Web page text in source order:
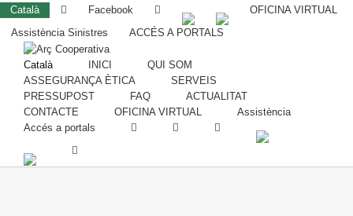
Català Facebook
OFICINA VIRTUAL
Assistència Sinistres
ACCÉS A PORTALS
Català INICI
QUI SOM
ASSEGURANÇA ÈTICA
SERVEIS
PRESSUPOST
FAQ
ACTUALITAT
CONTACTE
OFICINA VIRTUAL
Assistència
Accés a portals